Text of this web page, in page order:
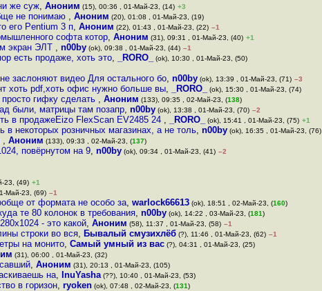
же суж, Аноним (15), 00:36 , 01-Май-23, (14) +3
не понимаю , Аноним (20), 01:08 , 01-Май-23, (19)
его Pentium 3 п, Аноним (22), 01:43 , 01-Май-23, (22) –1
софта котор, Аноним (31), 09:31 , 01-Май-23, (40) +1
экран ЭЛТ , n00by (ok), 09:38 , 01-Май-23, (44) –1
есть продаже, хоть это, _RORO_ (ok), 10:30 , 01-Май-23, (50)
заслоняют видео Для остального бо, n00by (ok), 13:39 , 01-Май-23, (71) –3
хоть pdf,хоть офис нужно больше вы, _RORO_ (ok), 15:30 , 01-Май-23, (74)
гифку сделать , Аноним (133), 09:35 , 02-Май-23, (138)
были, матрицы там позапр, n00by (ok), 13:38 , 01-Май-23, (70) –2
в продажеEizo FlexScan EV2485 24 , _RORO_ (ok), 15:41 , 01-Май-23, (75) +1
в некоторых розничных магазинах, а не толь, n00by (ok), 16:35 , 01-Май-23, (76)
, Аноним (133), 09:33 , 02-Май-23, (137)
повёрнутом на 9, n00by (ok), 09:34 , 01-Май-23, (41) –2
23, (49) +1
Май-23, (69) –1
от формата не особо за, warlock66613 (ok), 18:51 , 02-Май-23, (160)
те 80 колонок в требования, n00by (ok), 14:22 , 03-Май-23, (181)
- это какой, Аноним (58), 11:37 , 01-Май-23, (58) –1
строки во вся, Бывалый смузихлёб (?), 11:46 , 01-Май-23, (62) –1
на монито, Самый умный из вас (?), 04:31 , 01-Май-23, (25)
(31), 06:00 , 01-Май-23, (32)
, Аноним (31), 20:13 , 01-Май-23, (105)
на, InuYasha (??), 10:40 , 01-Май-23, (53)
в горизон, ryoken (ok), 07:48 , 02-Май-23, (131)